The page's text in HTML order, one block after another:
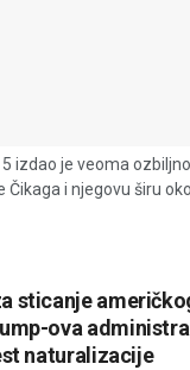
izdao je veoma
i njegovu širu
sticanje
ova
naturalizacije